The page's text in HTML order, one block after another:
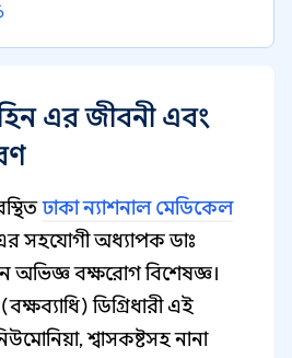
এর জীবনী এবং
ঢাকা ন্যাশনাল মেডিকেল
সহযোগী অধ্যাপক ডাঃ
বক্ষরোগ বিশেষজ্ঞ।
ডিগ্রিধারী এই
শ্বাসকষ্টসহ নানা